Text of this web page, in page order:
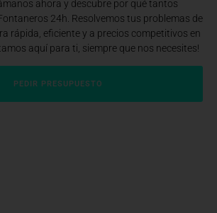
ahora y descubre por qué tantos
24h. Resolvemos tus problemas de
rápida, eficiente y a precios competitivos en
aquí para ti, siempre que nos necesites!
PEDIR PRESUPUESTO